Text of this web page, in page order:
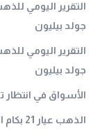
جولد بيليون
جولد بيليون
الأسواق في انتظار
الذهب